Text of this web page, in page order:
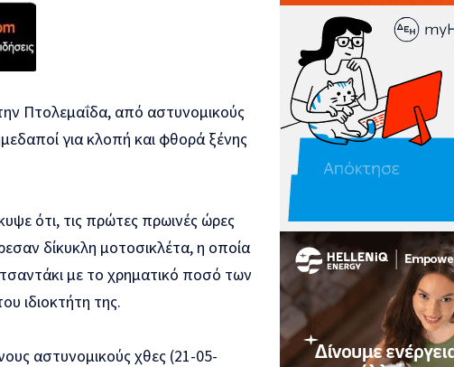
Πτολεμαΐδα, από αστυνομικούς
για κλοπή και φθορά ξένης
ότι, τις πρώτες πρωινές ώρες
δίκυκλη μοτοσικλέτα, η οποία
με το χρηματικό ποσό των
ιδιοκτήτη της.
αστυνομικούς χθες (21-05-